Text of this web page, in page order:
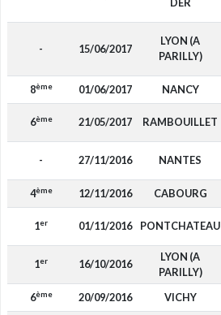
- 15/06/2017
LYON (A
PARILLY)
8ème 01/06/2017 NANCY
6ème 21/05/2017 RAMBOUILLET
- 27/11/2016 NANTES
4ème 12/11/2016 CABOURG
1er 01/11/2016 PONTCHATEAU
1er 16/10/2016
LYON (A
PARILLY)
6ème 20/09/2016 VICHY